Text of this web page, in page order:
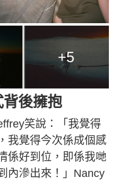
+5
後擁抱
笑說：「我覺得
我覺得今次係成個感
係好到位，即係我哋
內滲出來！」Nancy